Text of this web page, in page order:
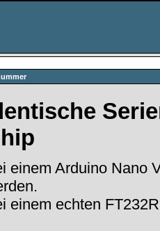
einem Arduino Nano
einem echten